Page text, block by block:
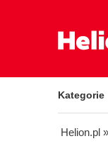
Kategorie
Helion.pl